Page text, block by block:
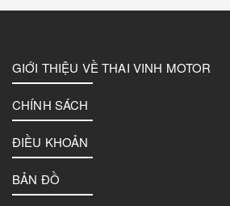
GIỚI THIỆU VỀ THAI VINH MOTOR
CHÍNH SÁCH
ĐIỀU KHOẢN
BẢN ĐỒ